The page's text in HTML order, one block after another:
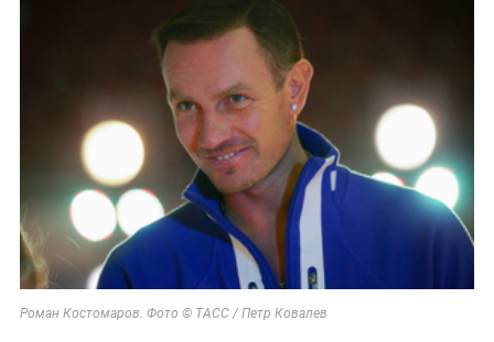
Роман Костомаров. Фото © ТАСС / Петр Ковалев